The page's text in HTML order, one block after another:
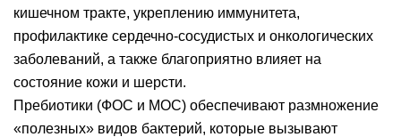
кишечном тракте, укреплению иммунитета,
профилактике сердечно-сосудистых и онкологических
заболеваний, а также благоприятно влияет на
состояние кожи и шерсти.
Пребиотики (ФОС и МОС) обеспечивают размножение
«полезных» видов бактерий, которые вызывают